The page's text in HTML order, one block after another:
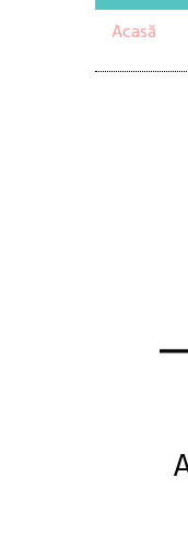
Acasă